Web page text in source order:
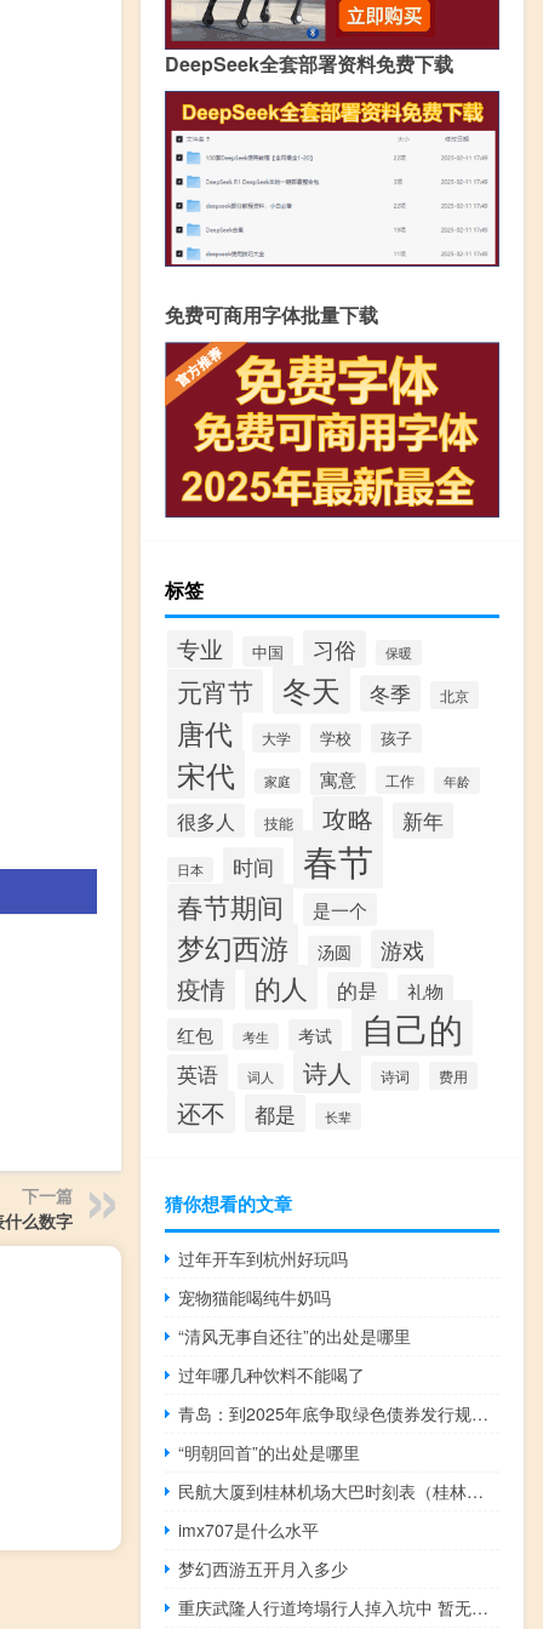
下一篇
么数字
DeepSeek全套部署资料免费下载
免费可商用字体批量下载
标签
专业 中国 习俗 保暖
元宵节 冬天 冬季 北京
唐代 大学 学校 孩子
宋代 家庭 寓意 工作 年龄
很多人 技能 攻略 新年
日本 时间 春节
春节期间 是一个
梦幻西游 汤圆 游戏
疫情 的人 的是
礼物
红包
考生 考试 自己的
英语 词人 诗人 诗词 费用
还不 都是 长辈
猜你想看的文章
过年开车到杭州好玩吗
宠物猫能喝纯牛奶吗
“清风无事自还往”的出处是哪里
过年哪几种饮料不能喝了
青岛：到2025年底争取绿色债券发行规模突破150亿元
“明朝回首”的出处是哪里
民航大厦到桂林机场大巴时刻表（桂林机场大巴时刻表）
imx707是什么水平
梦幻西游五开月入多少
重庆武隆人行道垮塌行人掉入坑中 暂无生命危险